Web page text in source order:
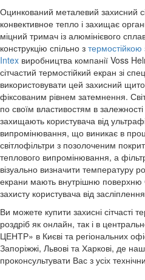
Оцинкований металевий захисний
конвективное тепло і захищає
міцний тримач із алюмінієвого
конструкцію спільно з
Intex виробництва компанії Voss
сітчастий термостійкий екран зі
використовувати цей захисний
фіксованим рівнем затемнення.
по своїм властивостям в
захищають користувача від
випромінювання, що виникає в
світлофільтри з позолоченим
теплового випромінювання, а
візуально визначити температуру
екрани мають внутрішню поверхню
захисту користувача від
Ви можете купити захисні сітчасті
роздріб як онлайн, так і в
ЦЕНТР» в Києві та регіональних
Запоріжжі, Львові та Харкові, де
проконсультувати Вас з усіх